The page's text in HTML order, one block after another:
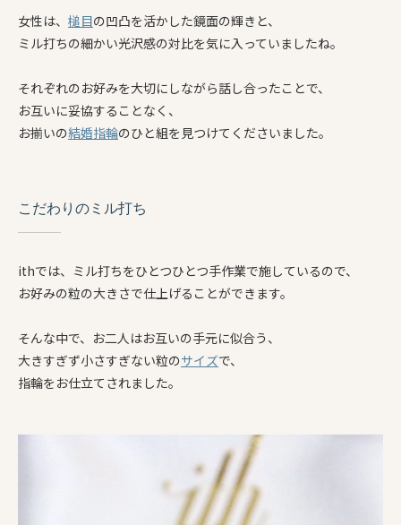
女性は、 槌目の凹凸を活かした鏡面の輝きと、
ミル打ちの細かい光沢感の対比を気に入っていましたね。
それぞれのお好みを大切にしながら話し合ったことで、
お互いに妥協することなく、
お揃いの結婚指輪のひと組を見つけてくださいました。
こだわりのミル打ち
ithでは、ミル打ちをひとつひとつ手作業で施しているので、
お好みの粒の大きさで仕上げることができます。
そんな中で、お二人はお互いの手元に似合う、
大きすぎず小さすぎない粒のサイズで、
指輪をお仕立てされました。